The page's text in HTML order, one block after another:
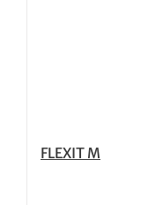
FLEXIT M